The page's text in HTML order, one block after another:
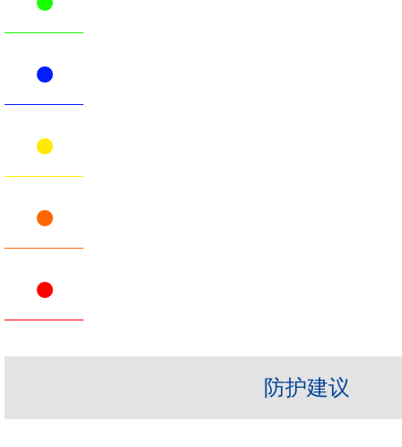
防护建议